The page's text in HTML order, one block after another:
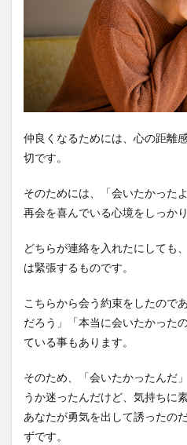
仲良くなるためには、心の距離
切です。
そのためには、「会いたかった
再会を喜んでいる心境をしっか
どちらが連絡を入れたにしても
は緊張するものです。
こちらから会う約束をしたので
だろう」「本当に会いたかった
ている事もあります。
そのため、「会いたかったんだ
うか迷ったんだけど、気持ちに
あなたが勇気を出して誘ったの
ずです。